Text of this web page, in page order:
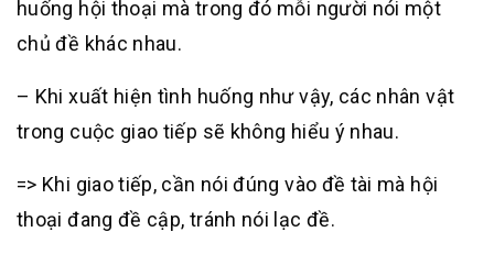
huống hội thoại mà trong đó mỗi người nói một
chủ đề khác nhau.
– Khi xuất hiện tình huống như vậy, các nhân vật
trong cuộc giao tiếp sẽ không hiểu ý nhau.
=> Khi giao tiếp, cần nói đúng vào đề tài mà hội
thoại đang đề cập, tránh nói lạc đề.